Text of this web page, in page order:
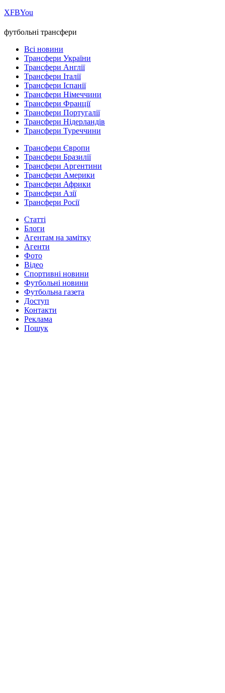
ХFBYou
футбольні трансфери
Всі новини
Трансфери України
Трансфери Англії
Трансфери Італії
Трансфери Іспанії
Трансфери Німеччини
Трансфери Франції
Трансфери Португалії
Трансфери Нідерландів
Трансфери Туреччини
Трансфери Європи
Трансфери Бразилії
Трансфери Аргентини
Трансфери Америки
Трансфери Африки
Трансфери Азії
Трансфери Росії
Статті
Блоги
Агентам на замітку
Агенти
Фото
Відео
Спортивні новини
Футбольні новини
Футбольна газета
Доступ
Контакти
Реклама
Пошук